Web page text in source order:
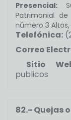
Presencial:
Patrimonial
número 3
Telefónica:
Correo
Sitio
publicos
82.- Quejas